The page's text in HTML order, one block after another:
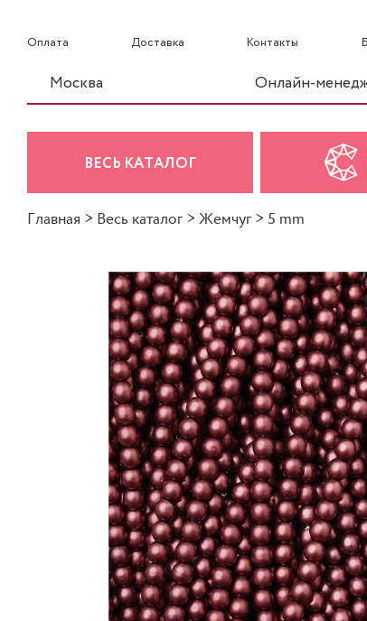
Оплата Доставка Контакты
Москва Онлайн-
ВЕСЬ КАТАЛОГ
Главная > Весь каталог > Жемчуг > 5 mm